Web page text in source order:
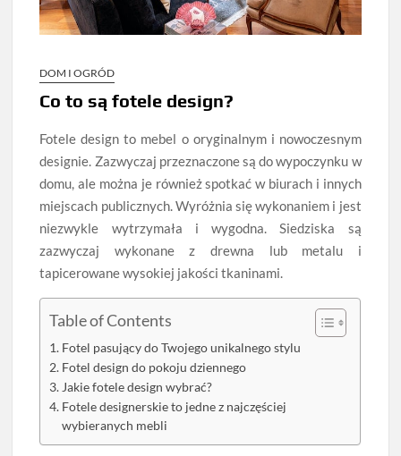
DOM I OGRÓD
Co to są fotele design?
Fotele design to mebel o oryginalnym i nowoczesnym
designie. Zazwyczaj przeznaczone są do wypoczynku w
domu, ale można je również spotkać w biurach i innych
miejscach publicznych. Wyróżnia się wykonaniem i jest
niezwykle wytrzymała i wygodna. Siedziska są
zazwyczaj wykonane z drewna lub metalu i
tapicerowane wysokiej jakości tkaninami.
Table of Contents
Fotel pasujący do Twojego unikalnego stylu
Fotel design do pokoju dziennego
Jakie fotele design wybrać?
Fotele designerskie to jedne z najczęściej
wybieranych mebli